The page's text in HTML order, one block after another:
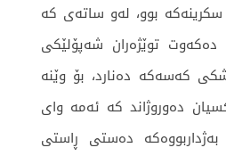
بوو، لەو ساتەی کە
توێژەران شەپۆلێکی
کەسەکە دەنارد، بۆ وێنە
دەوروژاند کە ئەمە وای
دەستی ڕاستی